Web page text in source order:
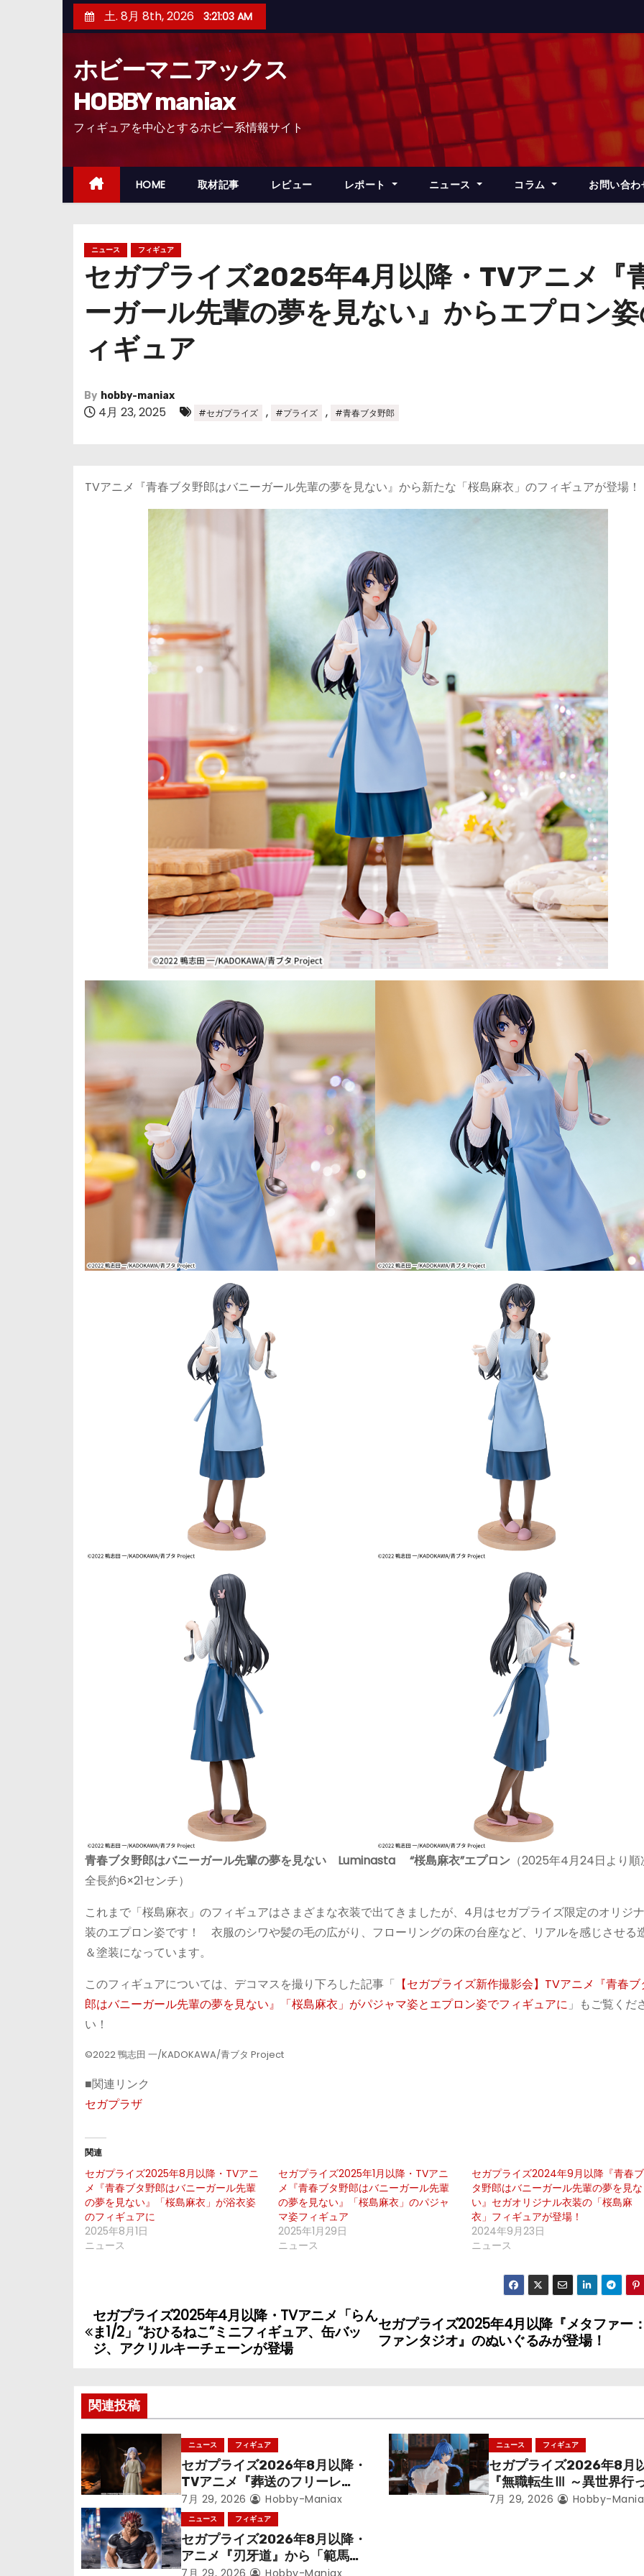
ン
ッ
土. 8月 8th, 2026 3:21:05 AM
ホビーマニアックス
HOBBY maniax
フィギュアを中心とするホビー系情報サイト
HOME 取材記事 レビュー レポート ニュース コラム お問い合わ
ニュース フィギュア
セガプライズ2025年4月以降・TVアニメ『
ーガール先輩の夢を見ない』からエプロン
ィギュア
By hobby-maniax
4月 23, 2025 #セガプライズ , #プライズ , #青春ブタ野郎
TVアニメ『青春ブタ野郎はバニーガール先輩の夢を見ない』から新たな「桜島麻衣」のフィギュアが登場！
青春ブタ野郎はバニーガール先輩の夢を見ない Luminasta “桜島麻衣”エプロン （2025年4月24日より順
全長約6×21センチ）
これまで「桜島麻衣」のフィギュアはさまざまな衣装で出てきましたが、4月はセガプライズ限定のオリジ
装のエプロン姿です！ 衣服のシワや髪の毛の広がり、フローリングの床の台座など、リアルを感じさせる
＆塗装になっています。
このフィギュアについては、デコマスを撮り下ろした記事「 【セガプライズ新作撮影会】TVアニメ『青春ブ
郎はバニーガール先輩の夢を見ない』「桜島麻衣」がパジャマ姿とエプロン姿でフィギュアに 」もご覧くだ
い！
©2022 鴨志田 一/KADOKAWA/青ブタ Project
■関連リンク
セガプラザ
関連
セガプライズ2025年8月以降・TVアニ
メ『青春ブタ野郎はバニーガール先輩
の夢を見ない』「桜島麻衣」が浴衣姿
のフィギュアに
2025年8月1日
ニュース
セガプライズ2025年1月以降・TVアニ
メ『青春ブタ野郎はバニーガール先輩
の夢を見ない』「桜島麻衣」のパジャ
マ姿フィギュア
2025年1月29日
ニュース
セガプライズ2024年9月以降『青春ブ
タ野郎はバニーガール先輩の夢を見な
い』セガオリジナル衣装の「桜島麻
衣」フィギュアが登場！
2024年9月23日
ニュース
投
稿
ビ
ゲ
ー
シ
ョ
ン
セガプライズ2025年4月以降『メタファー
ファンタジオ』のぬいぐるみが登場！
セガプライズ2025年4月以降・TVアニメ「らん
ま1/2」“おひるねこ”ミニフィギュア、缶バッ
ジ、アクリルキーチェーンが登場
関連投稿
ニュース フィギュア
セガプライズ2026年8月以降・
TVアニメ『葬送のフリーレ
ン』鉱山で300年働くことにな
っっちゃった「フリーレン」を
立体化！
7月 29, 2026 Hobby-Maniax
ニュース フィギュア
セガプライズ2026年8月
『無職転生Ⅲ ～異世界行
本気だす～』から「ロキシ
7月 29, 2026 Hobby-
ニュース フィギュア
セガプライズ2026年8月以降・
アニメ『刃牙道』から「範馬勇
次郎」が登場ッッ!!